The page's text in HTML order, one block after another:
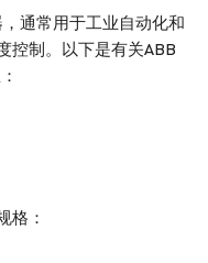
通常用于工业自动化和
控制。以下是有关ABB
格：